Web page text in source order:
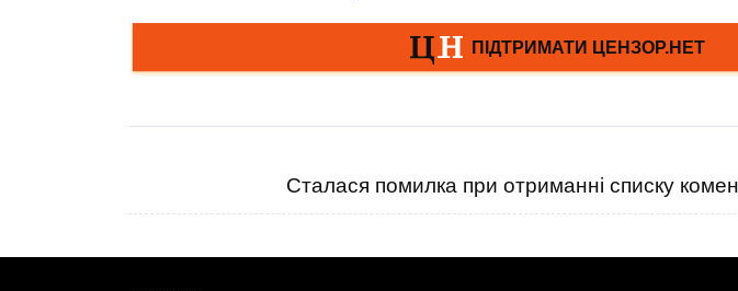
Сталася помилка при отриманні списку